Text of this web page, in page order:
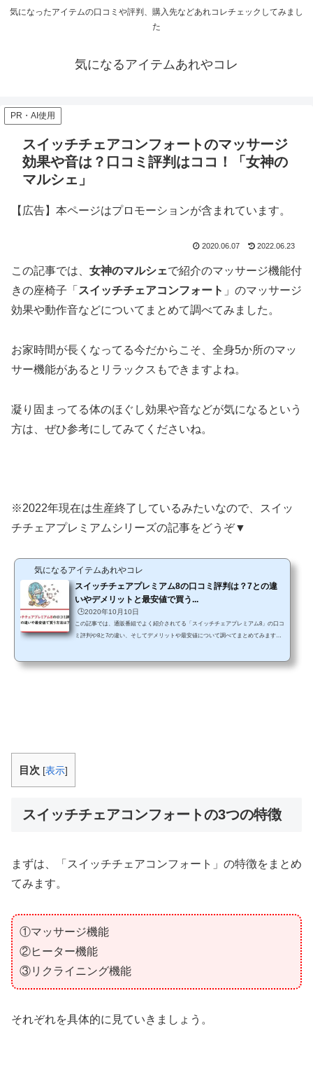
気になったアイテムの口コミや評判、購入先などあれコレチェックしてみまし
た
気になるアイテムあれやコレ
PR・AI使用
スイッチチェアコンフォートのマッサージ
効果や音は？口コミ評判はココ！「女神の
マルシェ」
【広告】本ページはプロモーションが含まれています。
2020.06.07 2022.06.23
この記事では、 女神のマルシェで紹介のマッサージ機能付
きの座椅子「 スイッチチェアコンフォート 」のマッサージ
効果や動作音などについてまとめて調べてみました。
お家時間が長くなってる今だからこそ、全身5か所のマッ
サー機能があるとリラックスもできますよね。
凝り固まってる体のほぐし効果や音などが気になるという
方は、ぜひ参考にしてみてくださいね。
※2022年現在は生産終了しているみたいなので、スイッ
チチェアプレミアムシリーズの記事をどうぞ▼
気になるアイテムあれやコレ
スイッチチェアプレミアム8の口コミ評判は？7との違
いやデメリットと最安値で買う...
🕒️2020年10月10日
この記事では、通販番組でよく紹介されてる「スイッチチェアプレミアム8」の口コ
ミ評判や8と7の違い、そしてデメリットや最安値について調べてまとめてみます。
目次 [表示]
スイッチチェアコンフォートの3つの特徴
まずは、「スイッチチェアコンフォート」の特徴をまとめ
てみます。
①マッサージ機能
②ヒーター機能
③リクライニング機能
それぞれを具体的に見ていきましょう。